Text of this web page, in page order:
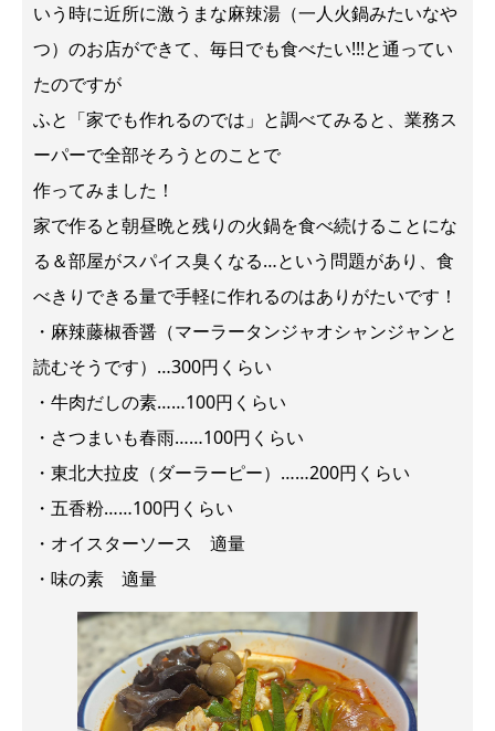
いう時に近所に激うまな麻辣湯（一人火鍋みたいなや
つ）のお店ができて、毎日でも食べたい!!!と通ってい
たのですが
ふと「家でも作れるのでは」と調べてみると、業務ス
ーパーで全部そろうとのことで
作ってみました！
家で作ると朝昼晩と残りの火鍋を食べ続けることにな
る＆部屋がスパイス臭くなる…という問題があり、食
べきりできる量で手軽に作れるのはありがたいです！
・麻辣藤椒香醤（マーラータンジャオシャンジャンと
読むそうです）…300円くらい
・牛肉だしの素……100円くらい
・さつまいも春雨……100円くらい
・東北大拉皮（ダーラーピー）……200円くらい
・五香粉……100円くらい
・オイスターソース 適量
・味の素 適量